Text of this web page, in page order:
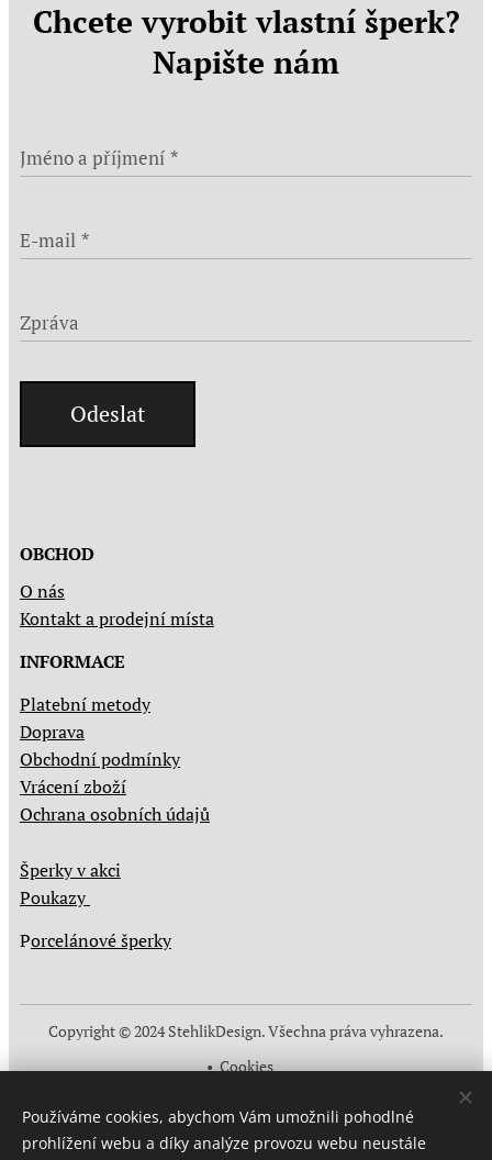
Chcete vyrobit vlastní šperk?
Napište nám
Jméno a příjmení
E-mail
Zpráva
Odeslat
OBCHOD
O nás
Kontakt a prodejní místa
INFORMACE
Platební metody
Doprava
Obchodní podmínky
Vrácení zboží
Ochrana osobních údajů
Šperky v akci
Poukazy
Porcelánové šperky
Copyright © 2024 StehlikDesign. Všechna práva vyhrazena.
Cookies
Měna
CZK Kč
EUR €
Používáme cookies, abychom Vám umožnili pohodlné
prohlížení webu a díky analýze provozu webu neustále